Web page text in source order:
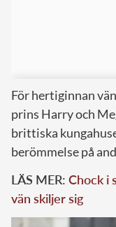
För hertiginnan
prins Harry och
brittiska
berömmelse på
LÄS MER: Chock i
vän skiljer sig